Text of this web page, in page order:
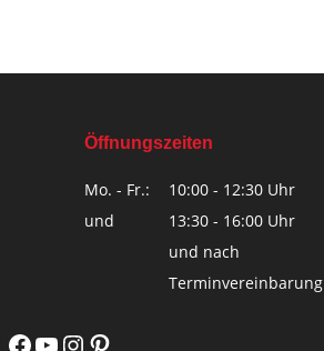
Öffnungszeiten
Mo. - Fr.:
und
10:00 - 12:30 Uhr
13:30 - 16:00 Uhr
und nach
Terminvereinbarung
Facebook
YouTube
Instagram
Pinterest